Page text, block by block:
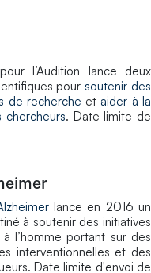
l’Audition lance deux
pour soutenir des
de recherche et aider à la
chercheurs. Date limite de
lance en 2016 un
à soutenir des initiatives
l’homme portant sur des
interventionnelles et des
Date limite d'envoi de